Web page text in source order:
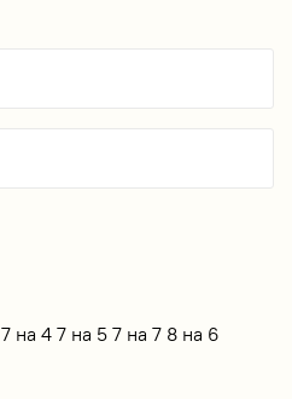
7 на 4 7 на 5 7 на 7 8 на 6